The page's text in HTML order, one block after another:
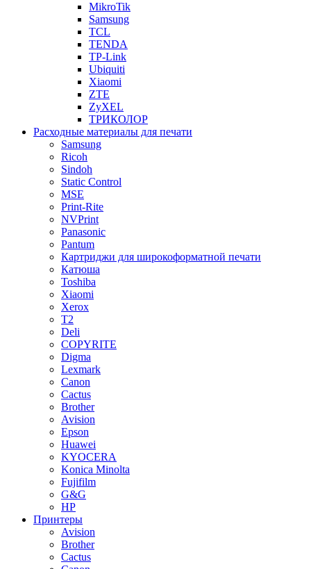
MikroTik
Samsung
TCL
TENDA
TP-Link
Ubiquiti
Xiaomi
ZTE
ZyXEL
ТРИКОЛОР
Расходные материалы для печати
Samsung
Ricoh
Sindoh
Static Control
MSE
Print-Rite
NVPrint
Panasonic
Pantum
Картриджи для широкоформатной печати
Катюша
Toshiba
Xiaomi
Xerox
T2
Deli
COPYRITE
Digma
Lexmark
Canon
Cactus
Brother
Avision
Epson
Huawei
KYOCERA
Konica Minolta
Fujifilm
G&G
HP
Принтеры
Avision
Brother
Cactus